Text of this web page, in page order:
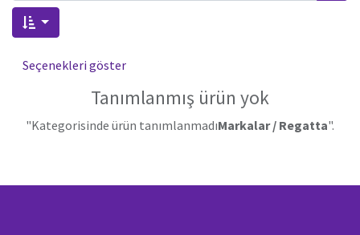
Seçenekleri göster
Tanımlanmış ürün yok
"Kategorisinde ürün tanımlanmadıMarkalar / Regatta".